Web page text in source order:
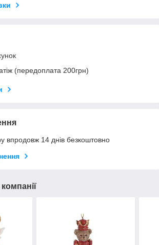
(передоплата 200грн)
впродовж 14 днів безкоштовно